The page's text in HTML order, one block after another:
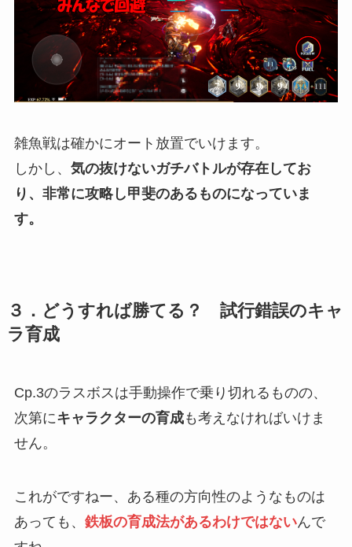
雑魚戦は確かにオート放置でいけます。
しかし、 気の抜けないガチバトルが存在してお
り、非常に攻略し甲斐のあるものになっていま
す。
３．どうすれば勝てる？ 試行錯誤のキャ
ラ育成
Cp.3のラスボスは手動操作で乗り切れるものの、
次第にキャラクターの育成も考えなければいけま
せん。
これがですねー、ある種の方向性のようなものは
あっても、 鉄板の育成法があるわけではないんで